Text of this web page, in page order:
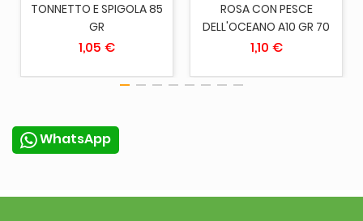
TONNETTO E SPIGOLA 85
GR
1,05 €
ROSA CON PESCE
DELL'OCEANO A10 GR 70
1,10 €
WhatsApp